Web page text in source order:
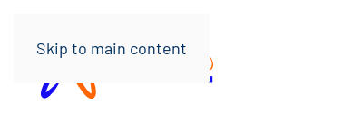
Skip to main content